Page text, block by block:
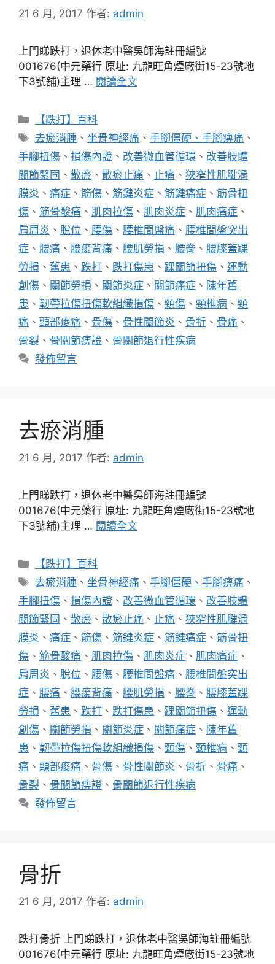
21 6 月, 2017 作者: admin
上門睇跌打，退休老中醫吳師海註冊編號
001676(中元藥行 原址: 九龍旺角煙廠街15-23號地
下3號舖)主理 … 閱讀全文
分
類
【跌打】百科
標
籤
去瘀消腫 、坐骨神經痛 、手腳僵硬、手腳痹痛 、
手腳扭傷 、 損傷內證 、 改善微血管循環 、 改善肢體
關節緊固 、 散瘀 、 散瘀止痛 、 止痛 、 狹窄性肌腱滑
膜炎 、 痛症 、 筋傷 、 筋鍵炎症 、 筋鍵痛症 、 筋骨扭
傷 、 筋骨酸痛 、 肌肉拉傷 、 肌肉炎症 、 肌肉痛症 、
肩周炎 、 脫位 、 腰傷 、 腰椎間盤痛 、 腰椎間盤突出
症 、 腰痛 、 腰痠背痛 、 腰肌勞損 、 腰脊 、 腰膝蓋踝
勞損 、 舊患 、 跌打 、 跌打傷患 、 踝關節扭傷 、 運勳
創傷 、 關節勞損 、 關節炎症 、 關節痛症 、 陳年舊
患 、 韌帶拉傷扭傷軟組織損傷 、 頸傷 、 頸椎病 、 頸
痛 、 頸部痠痛 、 骨傷 、 骨性關節炎 、 骨折 、 骨痛 、
骨裂 、 骨關節痹證 、 骨關節退行性疾病
發佈留言
去瘀消腫
21 6 月, 2017 作者: admin
上門睇跌打，退休老中醫吳師海註冊編號
001676(中元藥行 原址: 九龍旺角煙廠街15-23號地
下3號舖)主理 … 閱讀全文
分
類
【跌打】百科
標
籤
去瘀消腫 、坐骨神經痛 、手腳僵硬、手腳痹痛 、
手腳扭傷 、 損傷內證 、 改善微血管循環 、 改善肢體
關節緊固 、 散瘀 、 散瘀止痛 、 止痛 、 狹窄性肌腱滑
膜炎 、 痛症 、 筋傷 、 筋鍵炎症 、 筋鍵痛症 、 筋骨扭
傷 、 筋骨酸痛 、 肌肉拉傷 、 肌肉炎症 、 肌肉痛症 、
肩周炎 、 脫位 、 腰傷 、 腰椎間盤痛 、 腰椎間盤突出
症 、 腰痛 、 腰痠背痛 、 腰肌勞損 、 腰脊 、 腰膝蓋踝
勞損 、 舊患 、 跌打 、 跌打傷患 、 踝關節扭傷 、 運勳
創傷 、 關節勞損 、 關節炎症 、 關節痛症 、 陳年舊
患 、 韌帶拉傷扭傷軟組織損傷 、 頸傷 、 頸椎病 、 頸
痛 、 頸部痠痛 、 骨傷 、 骨性關節炎 、 骨折 、 骨痛 、
骨裂 、 骨關節痹證 、 骨關節退行性疾病
發佈留言
骨折
21 6 月, 2017 作者: admin
跌打骨折 上門睇跌打，退休老中醫吳師海註冊編號
001676(中元藥行 原址: 九龍旺角煙廠街15-23號地